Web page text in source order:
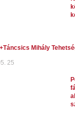
Mihály
25